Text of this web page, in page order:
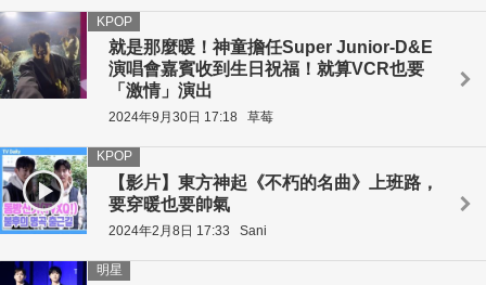
就是那麼暖！神童擔任Super Junior-D&E
演唱會嘉賓收到生日祝福！就算VCR也要
「激情」演出
KPOP
2024年9月30日 17:18 草莓
【影片】東方神起《不朽的名曲》上班路，
要穿暖也要帥氣
KPOP
2024年2月8日 17:33 Sani
明星